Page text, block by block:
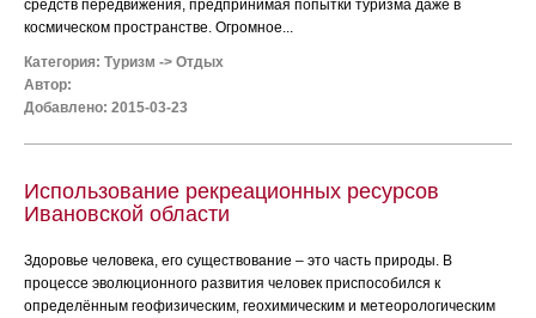
средств передвижения, предпринимая попытки туризма даже в
космическом пространстве. Огромное...
Категория: Туризм -> Отдых
Автор:
Добавлено: 2015-03-23
Использование рекреационных ресурсов
Ивановской области
Здоровье человека, его существование – это часть природы. В
процессе эволюционного развития человек приспособился к
определённым геофизическим, геохимическим и метеорологическим